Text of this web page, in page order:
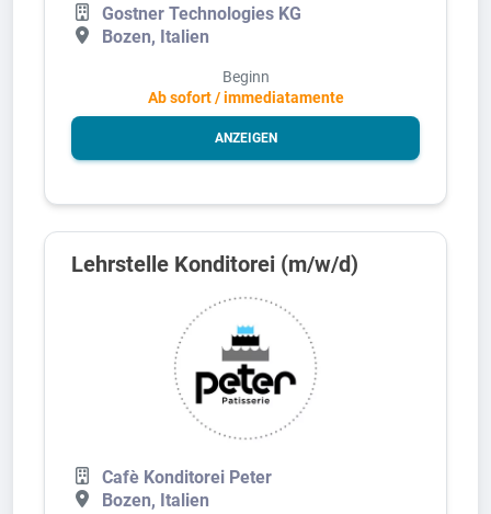
Gostner Technologies KG
Bozen, Italien
Beginn
Ab sofort / immediatamente
ANZEIGEN
Lehrstelle Konditorei (m/w/d)
Cafè Konditorei Peter
Bozen, Italien